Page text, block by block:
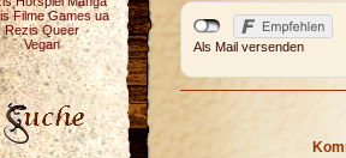
Filme Games ua
Rezis Queer
Vegan
Als Mail versenden